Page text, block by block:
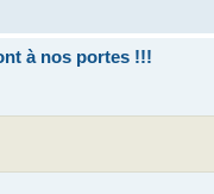
à nos portes !!!